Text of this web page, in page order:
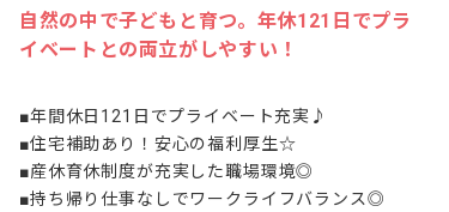
自然の中で子どもと育つ。年休121日でプラ
イベートとの両立がしやすい！
■年間休日121日でプライベート充実♪
■住宅補助あり！安心の福利厚生☆
■産休育休制度が充実した職場環境◎
■持ち帰り仕事なしでワークライフバランス◎